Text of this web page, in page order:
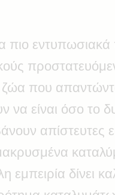
πιο
ζώα που
να είναι όσο το
απίστευτες
εμπειρία δίνει